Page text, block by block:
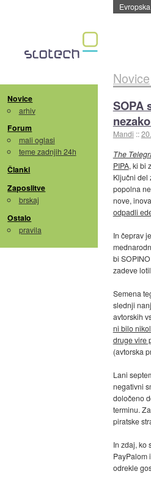
Novice
arhiv
Forum
mali oglasi
teme zadnjih 24h
Članki
Zaposlitve
brskaj
Ostalo
pravila
Novice
SOPA
Mandi ::
The
PIPA, ki bi
Ključni del
popolna
nove,
odpadli
In čeprav
bi
zadeve
Semena
slednji
avtorskih
ni bilo
druge vire
(avtorska
Lani
negativni
določeno
terminu.
piratske
In zdaj, ko
PayPalom
odrekle